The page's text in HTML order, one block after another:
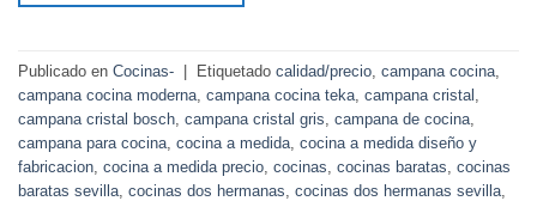
Publicado en Cocinas- | Etiquetado calidad/precio campana cocina
campana cocina moderna campana cocina teka campana cristal
campana cristal bosch campana cristal gris campana de cocina
campana para cocina cocina a medida cocina a medida diseño y
fabricacion cocina a medida precio cocinas cocinas baratas cocinas
baratas sevilla cocinas dos hermanas cocinas dos hermanas sevilla